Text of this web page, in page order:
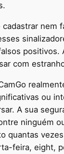
com
ou
A sua
ninguém
feira, eight,